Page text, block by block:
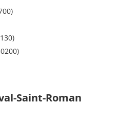
Saint-Roman